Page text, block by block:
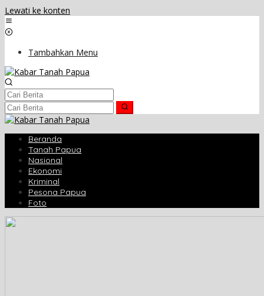
Lewati ke konten
Tambahkan Menu
Beranda
Tanah Papua
Nasional
Ekonomi
Kriminal
Pesona Papua
Foto